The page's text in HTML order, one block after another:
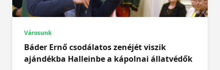
Városunk
Báder Ernő csodálatos zenéjét viszik
ajándékba Halleinbe a kápolnai állatvédők